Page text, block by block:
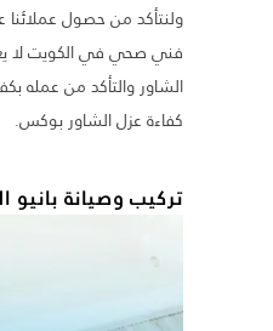
ولنتأكد من حصول عملائنا
فني صحي في الكويت لا
الشاور والتأكد من عمله
كفاءة عزل الشاور بوكس.
تركيب وصيانة بانيو